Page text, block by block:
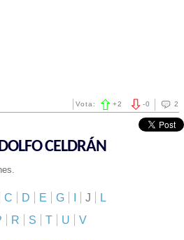
2
-0
Vota: +2
CELDRÁN
C D E G J
L
R S T U V